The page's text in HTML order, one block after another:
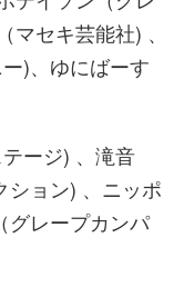
セキ芸能社) 、
)、ゆにばーす
ージ) 、滝音
ション) 、ニッポ
グレープカンパ